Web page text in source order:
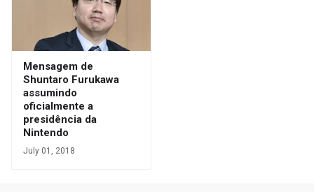
Mensagem de
Shuntaro Furukawa
assumindo
oficialmente a
presidência da
Nintendo
July 01, 2018